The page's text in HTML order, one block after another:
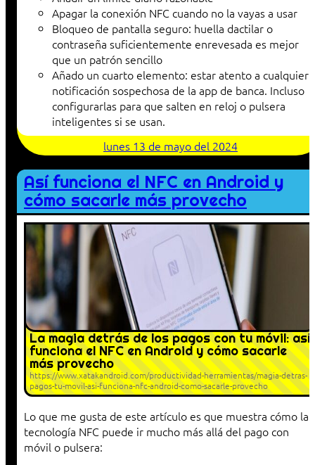
Apagar la conexión NFC cuando no la vayas a usar
Bloqueo de pantalla seguro: huella dactilar o
contraseña suficientemente enrevesada es mejor
que un patrón sencillo
Añado un cuarto elemento: estar atento a cualquier
notificación sospechosa de la app de banca. Incluso
configurarlas para que salten en reloj o pulsera
inteligentes si se usan.
lunes 13 de mayo del 2024
Así funciona el NFC en Android y
cómo sacarle más provecho
La magia detrás de los pagos con tu móvil: así
funciona el NFC en Android y cómo sacarle
más provecho
https://www.xatakandroid.com/productividad-herramientas/magia-detras-
pagos-tu-movil-asi-funciona-nfc-android-como-sacarle-provecho
Lo que me gusta de este artículo es que muestra cómo la
tecnología NFC puede ir mucho más allá del pago con
móvil o pulsera: